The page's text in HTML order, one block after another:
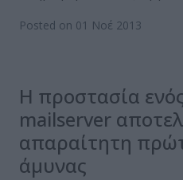
Posted on 01 Νοέ 2013
Η προστασία
mailserver
απαραίτητη
άμυνας